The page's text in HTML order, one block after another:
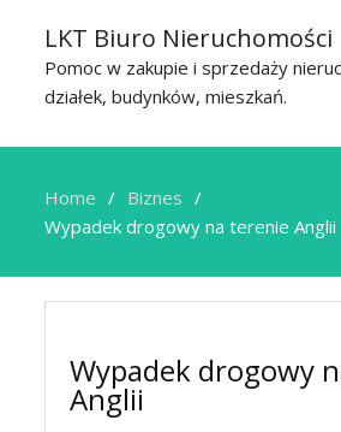
LKT Biuro Nieruchomości
Pomoc w zakupie i sprzedaży
działek, budynków, mieszkań.
Home
Biznes
Wypadek drogowy na terenie Anglii
Wypadek drogowy
Anglii